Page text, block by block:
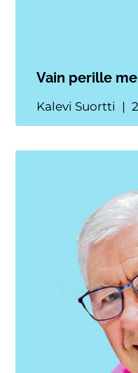
Vain perille
Kalevi Suortti